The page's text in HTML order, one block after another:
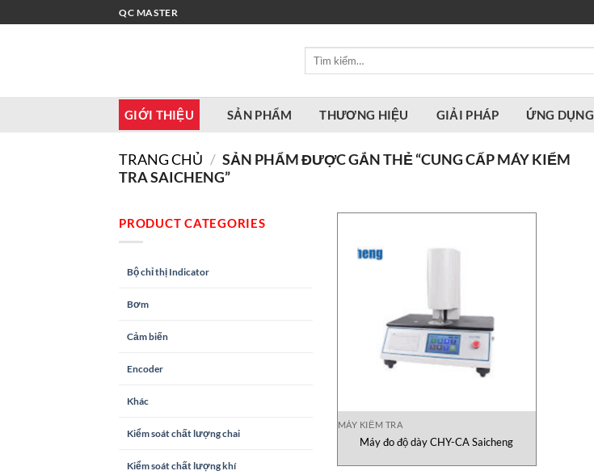
qua
QC MASTER
Tìm
GIỚI THIỆU SẢN PHẨM THƯƠNG HIỆU GIẢI PHÁP ỨNG DỤNG
TRANG CHỦ / SẢN PHẨM ĐƯỢC GẮN THẺ “CUNG CẤP MÁY KIỂM
TRA SAICHENG”
PRODUCT CATEGORIES
Bộ chỉ thị Indicator
Bơm
Cảm biến
Encoder
Khác
Kiểm soát chất lượng chai
Kiểm soát chất lượng khí
MÁY KIỂM TRA
Máy đo độ dày CHY-CA Saicheng